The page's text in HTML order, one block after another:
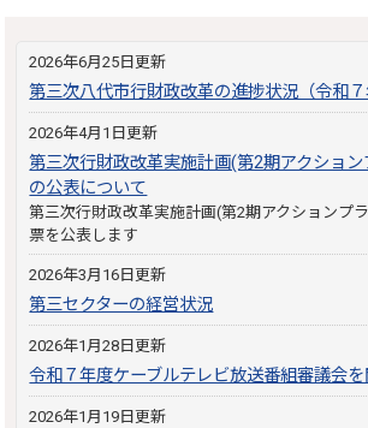
2026年6月25日更新
第三次八代市行財政改革の進捗状況（令和７
2026年4月1日更新
第三次行財政改革実施計画(第2期アクショ
の公表について
第三次行財政改革実施計画(第2期アクションプ
票を公表します
2026年3月16日更新
第三セクターの経営状況
2026年1月28日更新
令和７年度ケーブルテレビ放送番組審議会を
2026年1月19日更新